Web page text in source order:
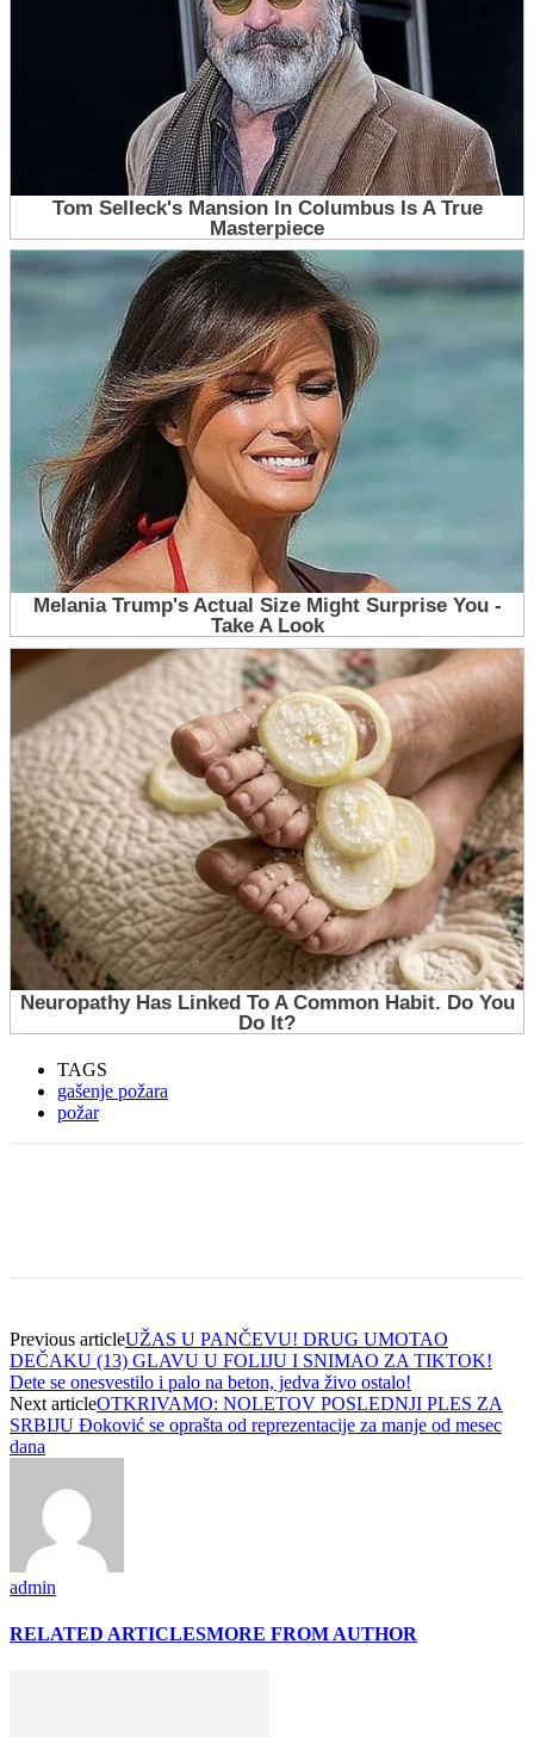
TAGS
gašenje požara
požar
Previous articleUŽAS U PANČEVU! DRUG UMOTAO
DEČAKU (13) GLAVU U FOLIJU I SNIMAO ZA TIKTOK!
Dete se onesvestilo i palo na beton, jedva živo ostalo!
Next articleOTKRIVAMO: NOLETOV POSLEDNJI PLES ZA
SRBIJU Đoković se oprašta od reprezentacije za manje od mesec
dana
admin
RELATED ARTICLESMORE FROM AUTHOR